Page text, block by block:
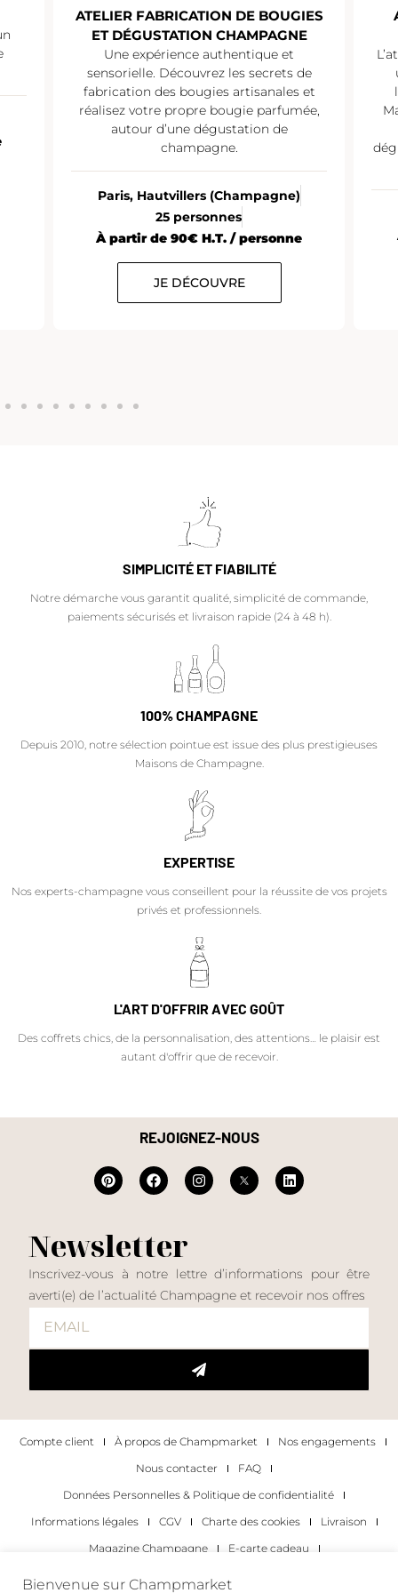
ATELIER FABRICATION DE BOUGIES
ET DÉGUSTATION CHAMPAGNE
Une expérience authentique et
sensorielle. Découvrez les secrets de
fabrication des bougies artisanales et
réalisez votre propre bougie parfumée,
autour d’une dégustation de
champagne.
Paris, Hautvillers (Champagne)
25 personnes
À partir de 90€ H.T. / personne
JE DÉCOUVRE
SIMPLICITÉ ET FIABILITÉ
Notre démarche vous garantit qualité, simplicité de commande,
paiements sécurisés et livraison rapide (24 à 48 h).
100% CHAMPAGNE
Depuis 2010, notre sélection pointue est issue des plus prestigieuses
Maisons de Champagne.
EXPERTISE
Nos experts-champagne vous conseillent pour la réussite de vos projets
privés et professionnels.
L'ART D'OFFRIR AVEC GOÛT
Des coffrets chics, de la personnalisation, des attentions… le plaisir est
autant d'offrir que de recevoir.
REJOIGNEZ-NOUS
Newsletter
Inscrivez-vous à notre lettre d’informations pour être
averti(e) de l’actualité Champagne et recevoir nos offres
Compte client À propos de Champmarket
Nos engagements
Nous contacter
FAQ
Données Personnelles & Politique de confidentialité
Informations légales
CGV Charte des cookies
Livraison
Magazine Champagne
E-carte cadeau
Bienvenue sur Champmarket